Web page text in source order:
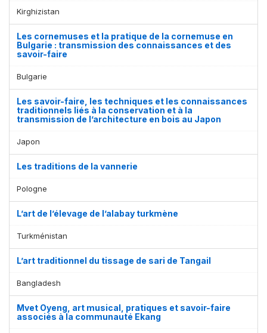
Kirghizistan
Les cornemuses et la pratique de la cornemuse en
Bulgarie : transmission des connaissances et des
savoir-faire
Bulgarie
Les savoir-faire, les techniques et les connaissances
traditionnels liés à la conservation et à la
transmission de l’architecture en bois au Japon
Japon
Les traditions de la vannerie
Pologne
L’art de l’élevage de l’alabay turkmène
Turkménistan
L’art traditionnel du tissage de sari de Tangail
Bangladesh
Mvet Oyeng, art musical, pratiques et savoir-faire
associés à la communauté Ekang